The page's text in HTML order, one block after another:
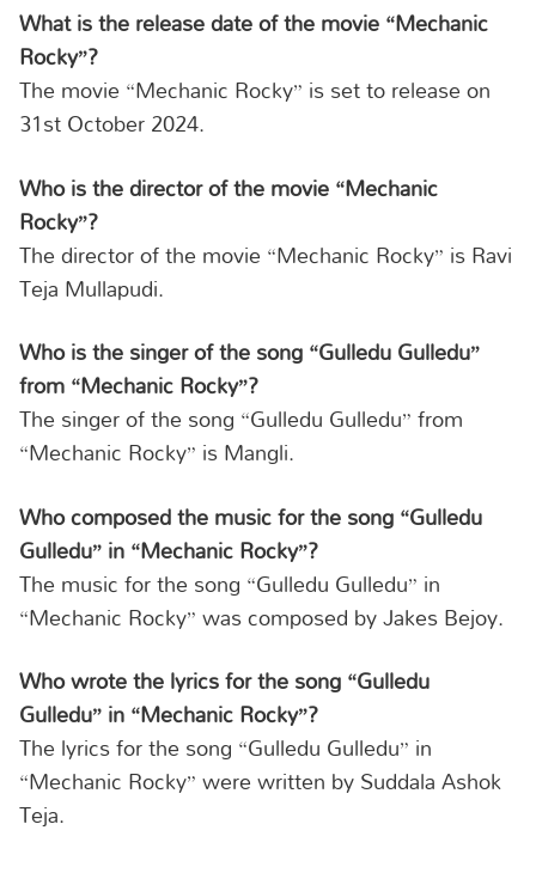
What is the release date of the movie “Mechanic
Rocky”?
The movie “Mechanic Rocky” is set to release on
31st October 2024.
Who is the director of the movie “Mechanic
Rocky”?
The director of the movie “Mechanic Rocky” is Ravi
Teja Mullapudi.
Who is the singer of the song “Gulledu Gulledu”
from “Mechanic Rocky”?
The singer of the song “Gulledu Gulledu” from
“Mechanic Rocky” is Mangli.
Who composed the music for the song “Gulledu
Gulledu” in “Mechanic Rocky”?
The music for the song “Gulledu Gulledu” in
“Mechanic Rocky” was composed by Jakes Bejoy.
Who wrote the lyrics for the song “Gulledu
Gulledu” in “Mechanic Rocky”?
The lyrics for the song “Gulledu Gulledu” in
“Mechanic Rocky” were written by Suddala Ashok
Teja.